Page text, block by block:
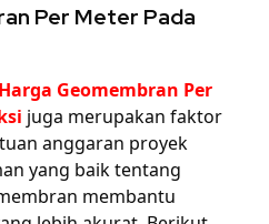
Per Meter Pada
Harga Geomembran Per
juga merupakan faktor
anggaran proyek
yang baik tentang
membantu